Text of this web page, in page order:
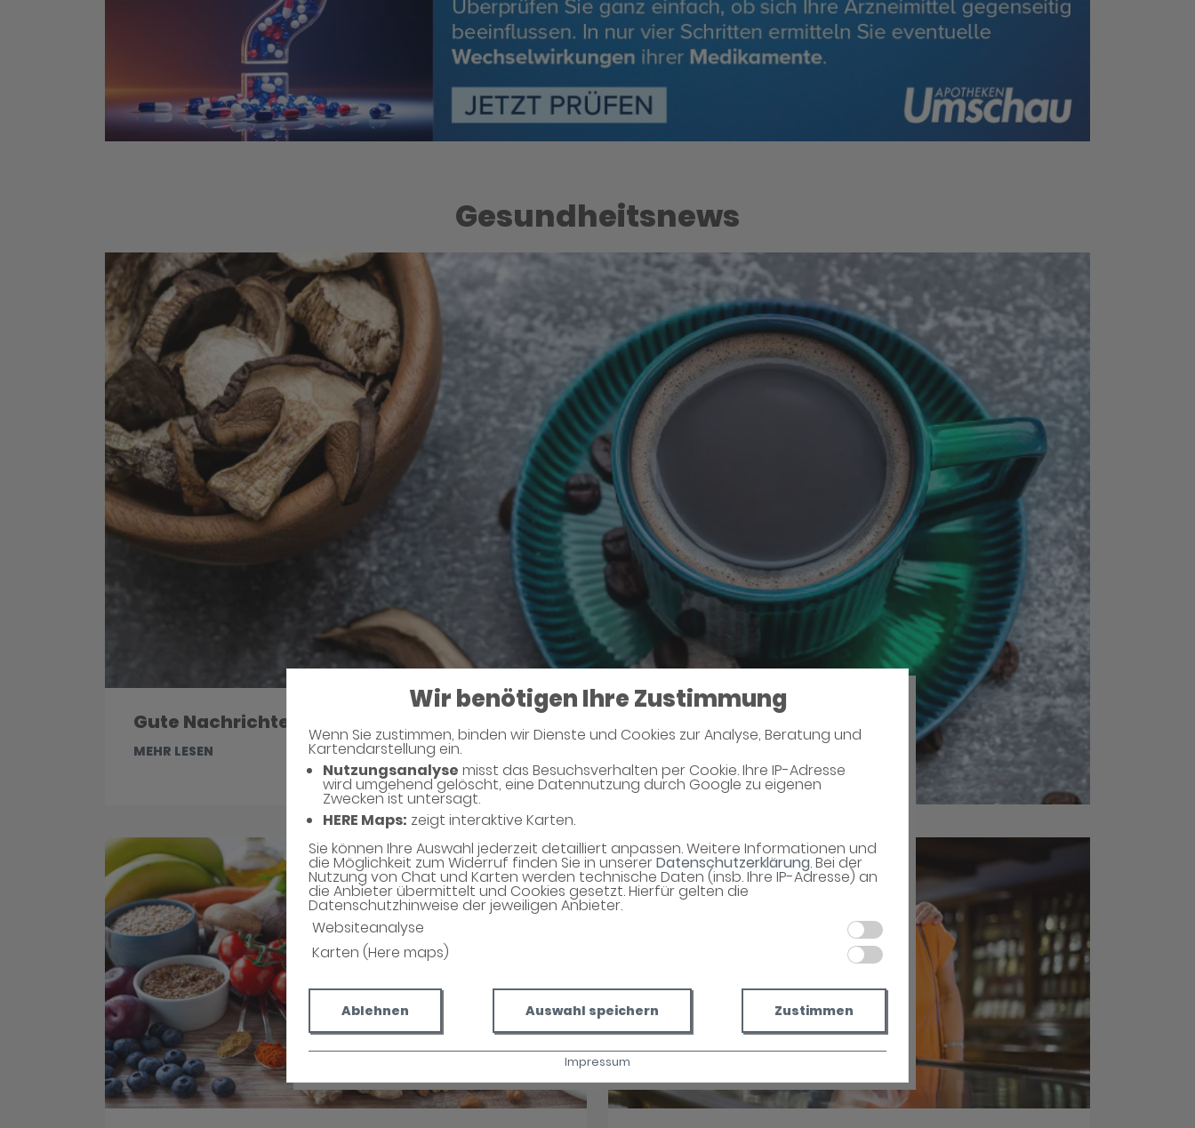
Wir benötigen Ihre Zustimmung
Wenn Sie zustimmen, binden wir Dienste und Cookies zur Analyse, Beratung und
Kartendarstellung ein.
Nutzungsanalyse misst das Besuchsverhalten per Cookie. Ihre IP-Adresse
wird umgehend gelöscht, eine Datennutzung durch Google zu eigenen
Zwecken ist untersagt.
HERE Maps: zeigt interaktive Karten.
Sie können Ihre Auswahl jederzeit detailliert anpassen. Weitere Informationen und
die Möglichkeit zum Widerruf finden Sie in unsererDatenschutzerklärung. Bei der
Nutzung von Chat und Karten werden technische Daten (insb. Ihre IP-Adresse) an
die Anbieter übermittelt und Cookies gesetzt. Hierfür gelten die
Datenschutzhinweise der jeweiligen Anbieter.
Websiteanalyse
Karten (Here maps)
Ablehnen Auswahl speichern Zustimmen
Impressum
Gesundheitsnews
Gute Nachrichten für Kaffeefans
MEHR LESEN